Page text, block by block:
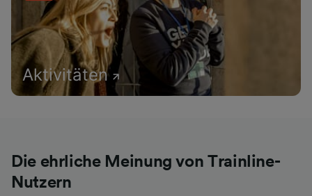
Aktivitäten
Die ehrliche Meinung von Trainline-
Nutzern